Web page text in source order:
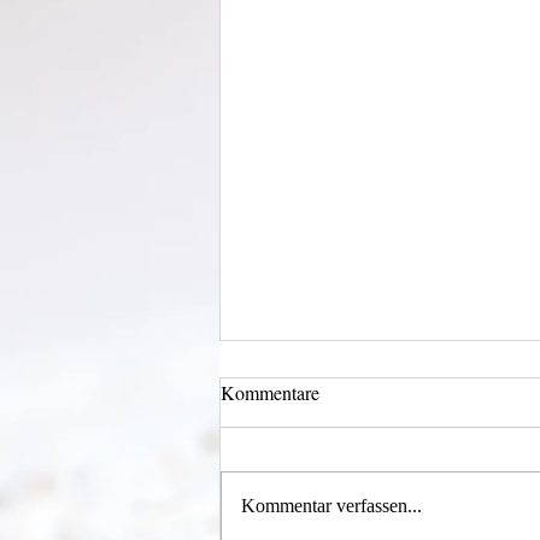
Licht und Schatten
Kommentare
Kommentar verfassen...